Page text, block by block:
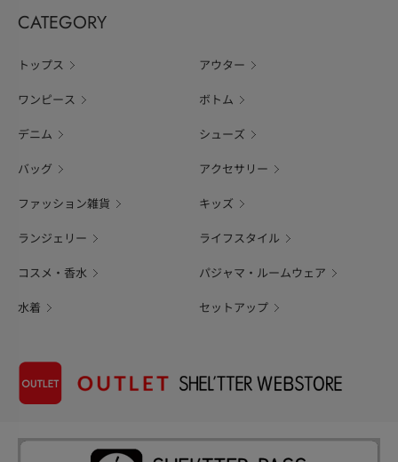
CATEGORY
トップス アウター
ワンピース ボトム
デニム シューズ
バッグ アクセサリー
ファッション雑貨 キッズ
ランジェリー ライフスタイル
コスメ・香水 パジャマ・ルームウェア
水着 セットアップ